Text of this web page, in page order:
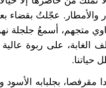
عجّلتُ بقضاء
متجهم، أسمعُ جلجلة
الغابة، على ربوة
حياتنا.
بجلبابه الأسود